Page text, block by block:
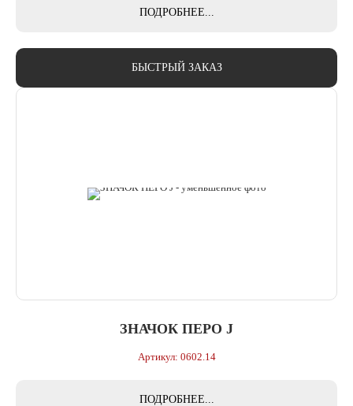
ПОДРОБНЕЕ...
БЫСТРЫЙ ЗАКАЗ
ЗНАЧОК ПЕРО J
Артикул: 0602.14
ПОДРОБНЕЕ...